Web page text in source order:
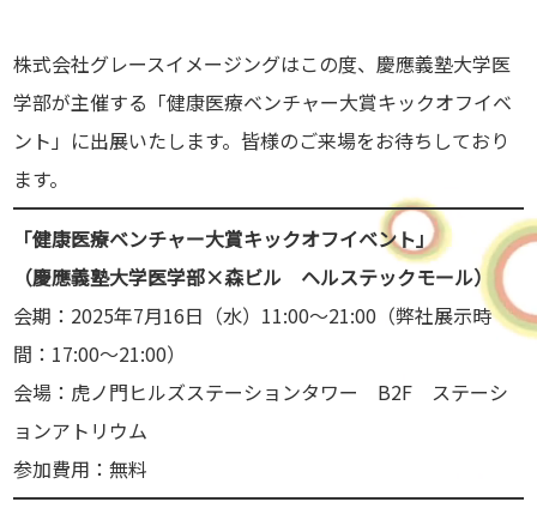
株式会社グレースイメージングはこの度、慶應義塾大学医
学部が主催する「健康医療ベンチャー大賞キックオフイベ
ント」に出展いたします。皆様のご来場をお待ちしており
ます。
「健康医療ベンチャー大賞キックオフイベント」
（慶應義塾大学医学部×森ビル ヘルステックモール）
会期：2025年7月16日（水）11:00～21:00（弊社展示時
間：17:00～21:00）
会場：虎ノ門ヒルズステーションタワー B2F ステーシ
ョンアトリウム
参加費用：無料